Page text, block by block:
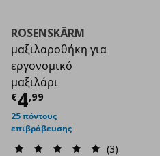
ROSENSKÄRM
μαξιλαροθήκη για
εργονομικό
μαξιλάρι
€4,99
Τρέχουσα τιμή
25 πόντους
επιβράβευσης
(3)